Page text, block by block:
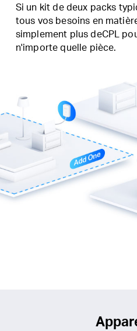
Si un kit de deux packs
tous vos besoins en
simplement plus deCPL
n'importe quelle pièce.